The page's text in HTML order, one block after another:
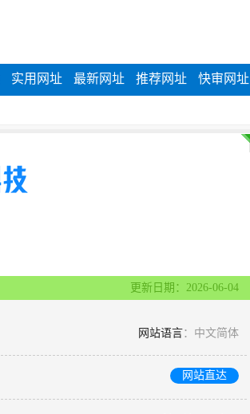
实用网址 最新网址 推荐网址 快审网址
更新日期：2026-06-04
网站语言：中文简体
网站直达